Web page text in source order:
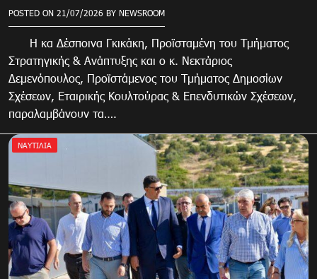
POSTED ON 21/07/2026 BY NEWSROOM
Η κα Δέσποινα Γκικάκη, Προϊσταμένη του Τμήματος
Στρατηγικής & Ανάπτυξης και ο κ. Νεκτάριος
Δεμενόπουλος, Προϊστάμενος του Τμήματος Δημοσίων
Σχέσεων, Εταιρικής Κουλτούρας & Επενδυτικών Σχέσεων,
παραλαμβάνουν τα….
ΝΑΥΤΙΛΙΑ